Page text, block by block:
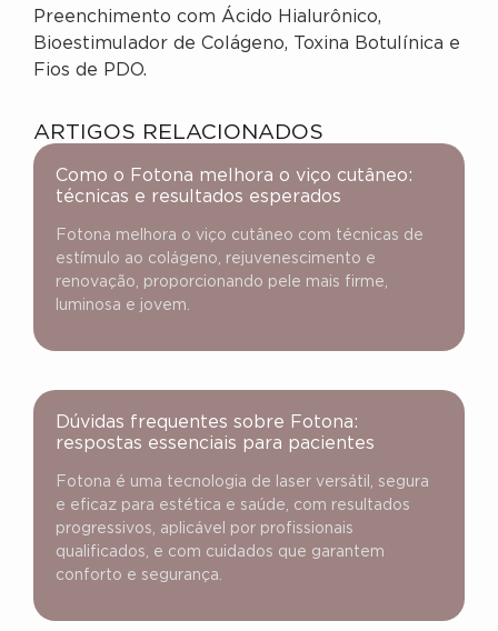
Preenchimento com Ácido Hialurônico,
Bioestimulador de Colágeno, Toxina Botulínica e
Fios de PDO.
ARTIGOS RELACIONADOS
Como o Fotona melhora o viço cutâneo:
técnicas e resultados esperados
Fotona melhora o viço cutâneo com técnicas de
estímulo ao colágeno, rejuvenescimento e
renovação, proporcionando pele mais firme,
luminosa e jovem.
Dúvidas frequentes sobre Fotona:
respostas essenciais para pacientes
Fotona é uma tecnologia de laser versátil, segura
e eficaz para estética e saúde, com resultados
progressivos, aplicável por profissionais
qualificados, e com cuidados que garantem
conforto e segurança.